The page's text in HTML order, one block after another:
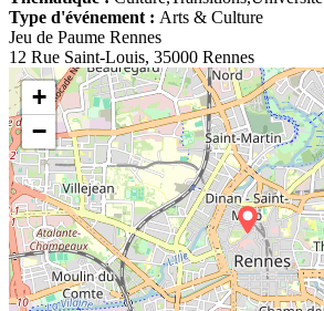
Type d'événement : Arts & Culture
Jeu de Paume Rennes
12 Rue Saint-Louis, 35000 Rennes
+
−